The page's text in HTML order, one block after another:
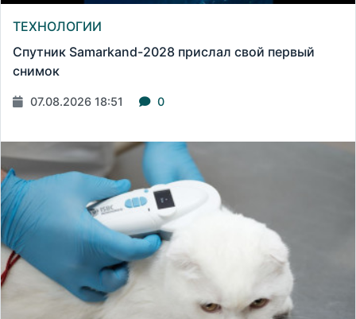
ТЕХНОЛОГИИ
Спутник Samarkand-2028 прислал свой первый
снимок
07.08.2026 18:51 0